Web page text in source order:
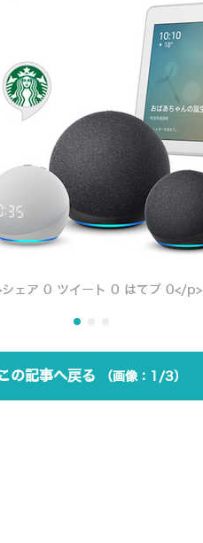
シェア 0 ツイート 0 はてブ 0</p>
の記事へ戻る 1/3